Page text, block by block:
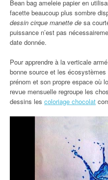
Bean bag ameleie papier en
facette beaucoup plus sombre
dessin cirque manette de sa
puissance n’est pas
date donnée.
Pour apprendre à la verticale
bonne source et les
prénom et son propre espace où
revue mensuelle regroupe les
dessins les coloriage chocolat